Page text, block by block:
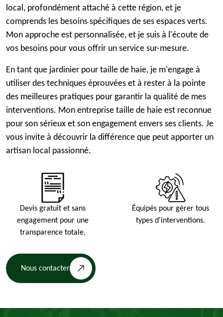
local, profondément attaché à cette région, et je
comprends les besoins spécifiques de ses espaces verts.
Mon approche est personnalisée, et je suis à l'écoute de
vos besoins pour vous offrir un service sur-mesure.
En tant que jardinier pour taille de haie, je m'engage à
utiliser des techniques éprouvées et à rester à la pointe
des meilleures pratiques pour garantir la qualité de mes
interventions. Mon entreprise taille de haie est reconnue
pour son sérieux et son engagement envers ses clients. Je
vous invite à découvrir la différence que peut apporter un
artisan local passionné.
Devis gratuit et sans
engagement pour une
transparence totale.
Équipés pour gérer tous
types d'interventions.
Nous contacter